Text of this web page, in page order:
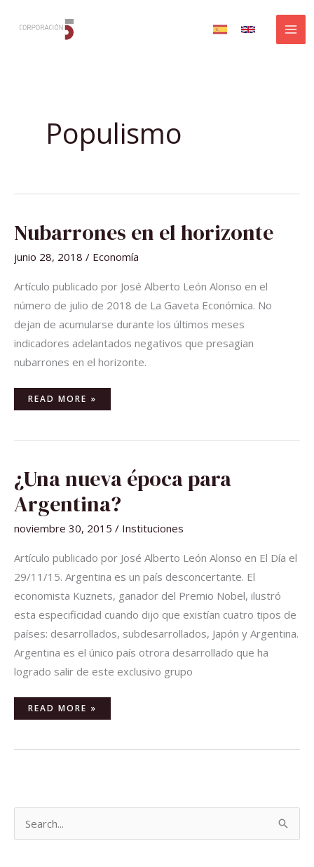
Populismo
Nubarrones en el horizonte
junio 28, 2018 / Economía
Artículo publicado por José Alberto León Alonso en el
número de julio de 2018 de La Gaveta Económica. No
dejan de acumularse durante los últimos meses
indicadores adelantados negativos que presagian
nubarrones en el horizonte.
NUBARRONES
EN
EL
READ MORE »
¿Una nueva época para
Argentina?
noviembre 30, 2015 / Instituciones
Artículo publicado por José Alberto León Alonso en El Día el
29/11/15. Argentina es un país desconcertante. El
economista Kuznets, ganador del Premio Nobel, ilustró
esta especificidad cuando dijo que existían cuatro tipos de
países: desarrollados, subdesarrollados, Japón y Argentina.
Argentina es el único país otrora desarrollado que ha
logrado salir de este exclusivo grupo
¿UNA
NUEVA
ÉPOCA
ARGENTINA?
READ MORE »